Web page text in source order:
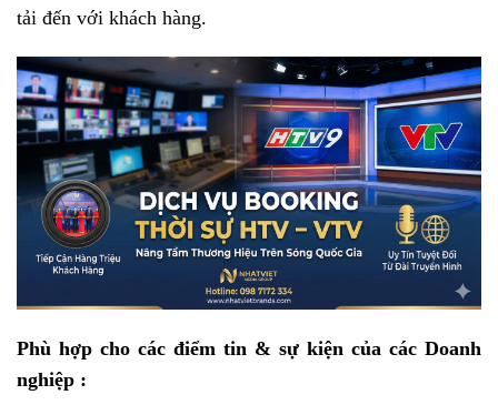
tải đến với khách hàng.
Phù hợp cho các điểm tin & sự kiện của các Doanh
nghiệp :